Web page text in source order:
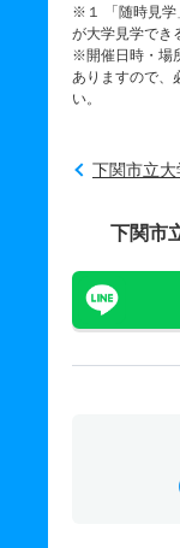
※１ 「随時見学
が大学見学でき
※開催日時・場
ありますので、
い。
下関市立
下関市